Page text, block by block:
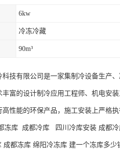
6kw
冷冻冷藏
90m³
科技有限公司是一家集制冷设备生产
丰富的设计制冷应用工程师、机电安
性能的环保产品，施工安装上严格
冻库 成都冷库 四川冷库安装 成都
都冻库 绵阳冷冻库 建一个冻库多